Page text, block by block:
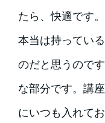
たら、快適です。
本当は持ってい
のだと思うので
な部分です。講
にいつも入れて